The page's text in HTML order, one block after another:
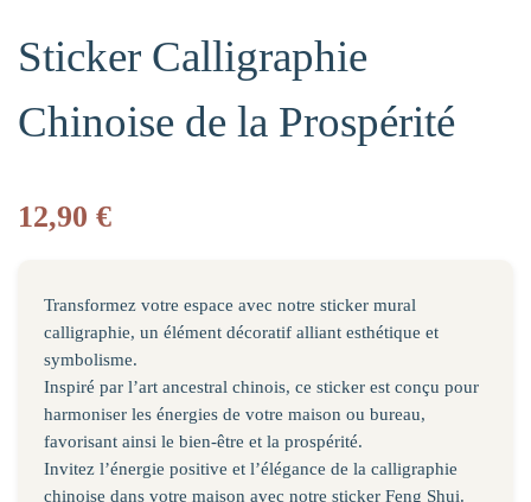
Sticker Calligraphie
Chinoise de la Prospérité
12,90 €
Transformez votre espace avec notre sticker mural
calligraphie, un élément décoratif alliant esthétique et
symbolisme.
Inspiré par l’art ancestral chinois, ce sticker est conçu pour
harmoniser les énergies de votre maison ou bureau,
favorisant ainsi le bien-être et la prospérité.
Invitez l’énergie positive et l’élégance de la calligraphie
chinoise dans votre maison avec notre sticker Feng Shui.